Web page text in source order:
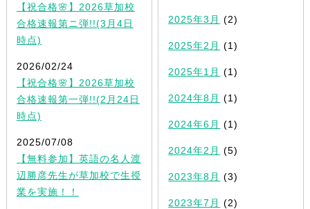
【祝合格🌸】2026草加校
合格速報第ニ弾!!(3月4日
時点)
2026/02/24
【祝合格🌸】2026草加校
合格速報第一弾!!(2月24日
時点)
2025/07/08
【無料参加】英語の名人渡
辺勝彦先生が草加校で生授
業を実施！！
2025年3月 (2)
2025年2月 (1)
2025年1月 (1)
2024年8月 (1)
2024年6月 (1)
2024年2月 (5)
2023年8月 (3)
2023年7月 (2)